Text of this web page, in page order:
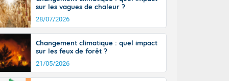
sur les vagues de chaleur ?
28/07/2026
Changement climatique : quel impact
sur les feux de forêt ?
21/05/2026